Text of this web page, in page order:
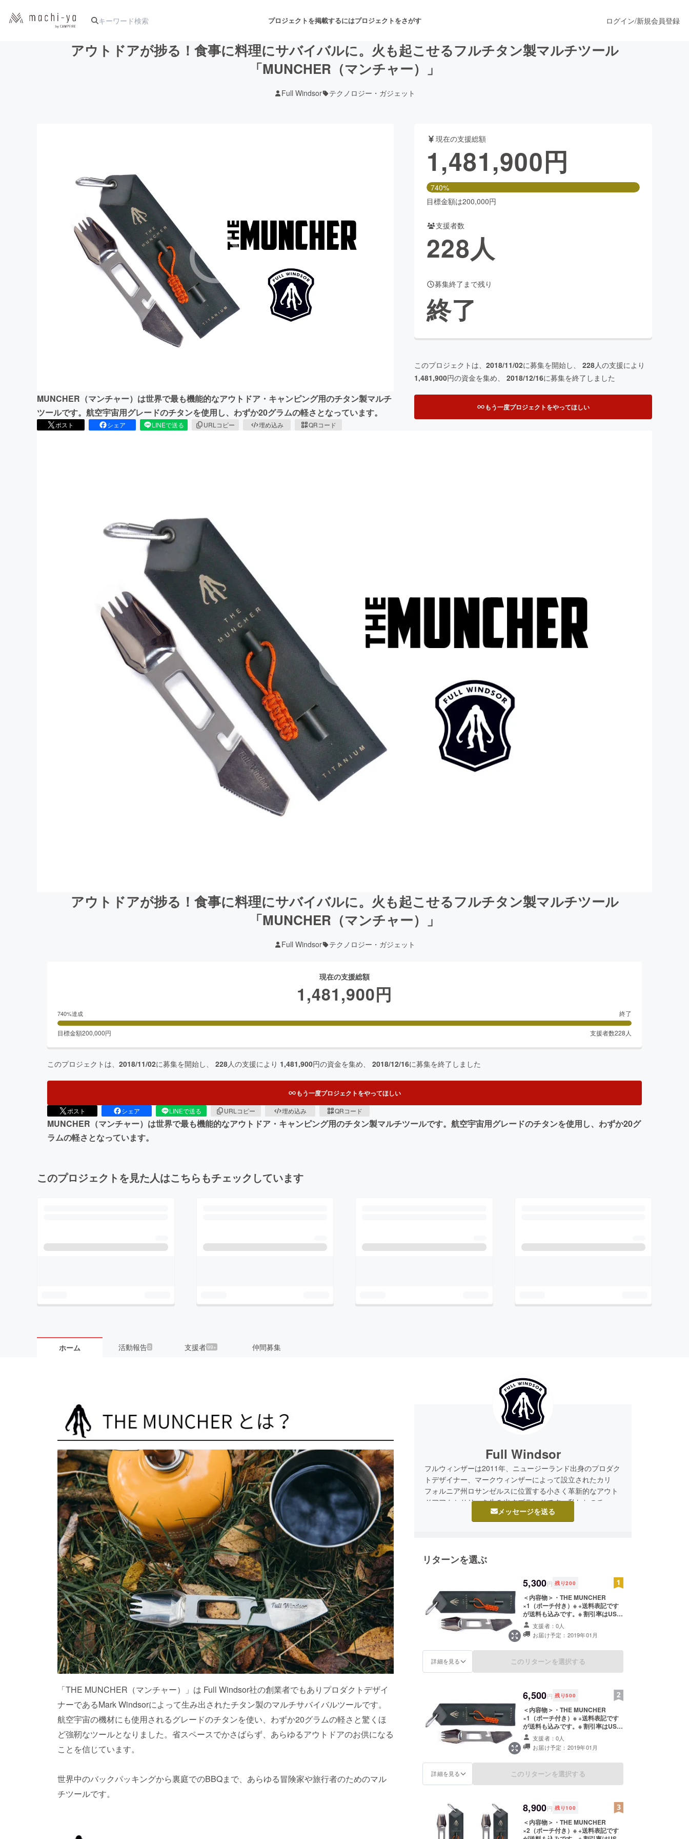
プロジェクトを掲載するにはプロジェクトをさがす
ファッション
映像・映画 スポーツ
ビジネス・起業
まちづくり・地域活性化
CAMPFIRE for Social Good
CAMPFIREふるさと納税
ログイン/新規会員登録
アウトドアが捗る！食事に料理にサバイバルに。火も起こせるフルチタン製マルチツール
「MUNCHER（マンチャー）」
Full Windsor テクノロジー・ガジェット
MUNCHER（マンチャー）は世界で最も機能的なアウトドア・キャンピング用のチタン製マルチ
ツールです。航空宇宙用グレードのチタンを使用し、わずか20グラムの軽さとなっています。
ポスト シェア LINEで送る URLコピー 埋め込み QRコード
現在の支援総額
1,481,900円
740%
目標金額は200,000円
支援者数
228人
募集終了まで残り
終了
このプロジェクトは、 2018/11/02に募集を開始し、 228人の支援により
1,481,900円の資金を集め、 2018/12/16に募集を終了しました
もう一度プロジェクトをやってほしい
アウトドアが捗る！食事に料理にサバイバルに。火も起こせるフルチタン製マルチツール
「MUNCHER（マンチャー）」
Full Windsor テクノロジー・ガジェット
現在の支援総額
1,481,900円
740%達成 終了
目標金額200,000円 支援者数228 人
このプロジェクトは、 2018/11/02に募集を開始し、 228人の支援により 1,481,900円の資金を集め、 2018/12/16に募集を終了しました
もう一度プロジェクトをやってほしい
ポスト シェア LINEで送る URLコピー 埋め込み QRコード
MUNCHER（マンチャー）は世界で最も機能的なアウトドア・キャンピング用のチタン製マルチツールです。航空宇宙用グレードのチタンを使用し、わずか20グ
ラムの軽さとなっています。
このプロジェクトを見た人はこちらもチェックしています
ホーム 活動報告2 支援者99+ 仲間募集
「THE MUNCHER（マンチャー）」は Full Windsor社の創業者でもありプロダクトデザイ
ナーであるMark Windsorによって生み出されたチタン製のマルチサバイバルツールです。
航空宇宙の機材にも使用されるグレードのチタンを使い、わずか20グラムの軽さと驚くほ
ど強靭なツールとなりました。省スペースでかさばらず、あらゆるアウトドアのお供になる
ことを信じています。
世界中のバックパッキングから裏庭でのBBQまで、あらゆる冒険家や旅行者のためのマル
チツールです。
Full Windsor
フルウィンザーは2011年、ニュージーランド出身のプロダク
トデザイナー、マークウィンザーによって設立されたカリ
フォルニア州ロサンゼルスに位置する小さく革新的なアウト
ドアアクセサリーを生み出すブランドです。私たちのチーム
は、機能的かつ高品質のギアを創造する、ちょっと変わった
考え方のデザイナー集団です。当社の製品は、多くのテスト
メッセージを送る
リターンを選ぶ
5,300円 残り200
＜内容物＞・THE MUNCHER
×1（ポーチ付き）※ +送料表記です
が送料も込みです。※ 割引率はUSD
設定での参考割引率です。
支援者：0人
お届け予定：2019年01月
詳細を見る このリターンを選択する
6,500円 残り500
＜内容物＞・THE MUNCHER
×1（ポーチ付き）※ +送料表記です
が送料も込みです。※ 割引率はUSD
設定での参考割引率です。
支援者：0人
お届け予定：2019年01月
詳細を見る このリターンを選択する
8,900円 残り100
＜内容物＞・THE MUNCHER
×2（ポーチ付き）※ +送料表記です